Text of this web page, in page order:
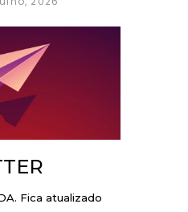
Fica atualizado